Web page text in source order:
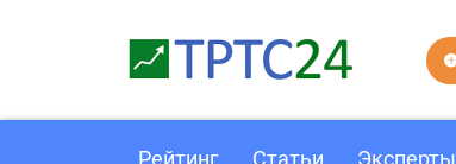
Рейтинг Статьи Эксперты